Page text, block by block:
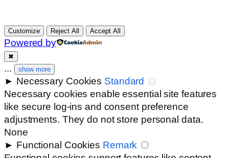
Customize Reject All Accept All
Powered by
✖
... show more
► Necessary Cookies Standard
Necessary cookies enable essential site features
like secure log-ins and consent preference
adjustments. They do not store personal data.
None
► Functional Cookies Remark